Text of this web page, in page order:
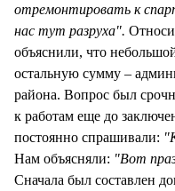
отремонтировать к
нас тут разруха".
объяснили, что
остальную сумму –
района. Вопрос был
к работам еще до
постоянно спрашивали:
Нам объясняли: "Вот
Сначала был составлен